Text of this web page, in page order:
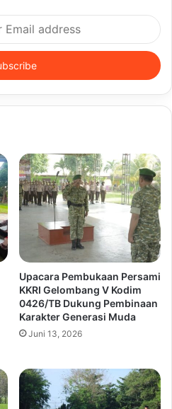
Upacara Pembukaan Persami
KKRI Gelombang V Kodim
0426/TB Dukung Pembinaan
Karakter Generasi Muda
Juni 13, 2026